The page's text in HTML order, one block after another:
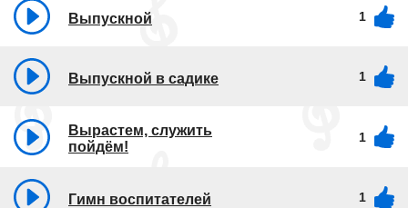
Выпускной 1
Выпускной в садике 1
Вырастем, служить
пойдём!
1
Гимн воспитателей 1